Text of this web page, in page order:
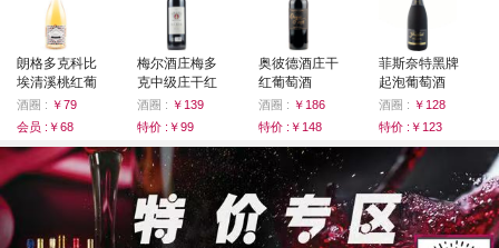
朗格多克科比
埃清溪桃红葡
萄酒（Comme
une Evidence
酒圈 : ￥79
会员 :￥68
梅尔酒庄梅多
克中级庄干红
葡萄酒
（chateau
酒圈 : ￥139
特价 :￥99
奥彼德酒庄干
红葡萄酒
2015（Chateau
De L’aubrade
酒圈 : ￥186
特价 :￥148
菲斯奈特黑牌
起泡葡萄酒
(Freixenet
Cordon Negro
酒圈 : ￥128
特价 :￥123